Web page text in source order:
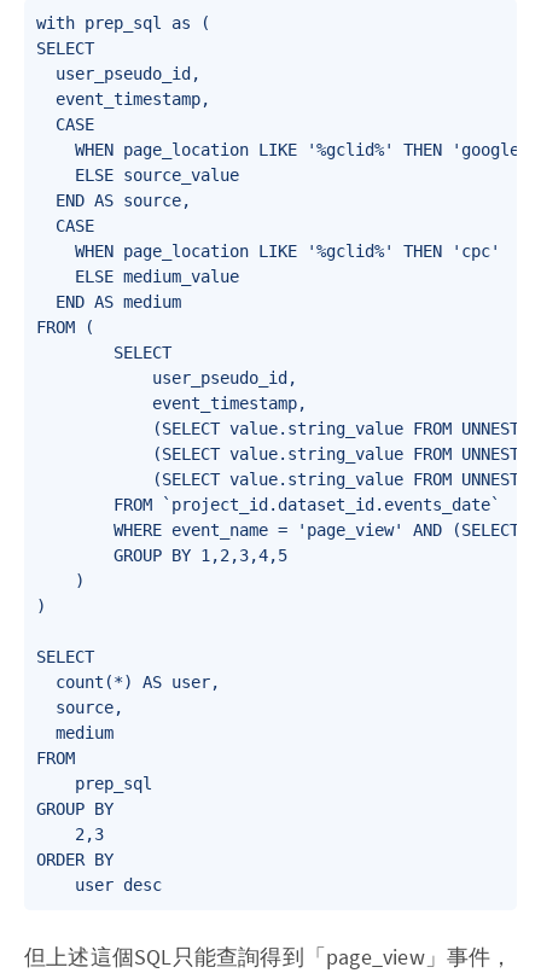
with prep_sql as (
SELECT
  user_pseudo_id,
  event_timestamp,
  CASE
    WHEN page_location LIKE '%gclid%' THEN 'google'
    ELSE source_value
  END AS source,
  CASE
    WHEN page_location LIKE '%gclid%' THEN 'cpc'
    ELSE medium_value
  END AS medium
FROM (
        SELECT
            user_pseudo_id,
            event_timestamp,
(SELECT value.string_value FROM
(SELECT value.string_value FROM
(SELECT value.string_value FROM
        FROM `project_id.dataset_id.events_date`
WHERE event_name = 'page_view' AND (SELECT
        GROUP BY 1,2,3,4,5
    )
)
SELECT
  count(*) AS user,
  source,
  medium
FROM
    prep_sql
GROUP BY
    2,3
ORDER BY
但上述這個SQL只能查詢得到「page_view」事件，